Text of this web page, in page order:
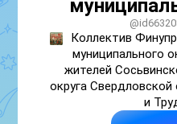
Коллектив
муниципального
жителей
округа
и